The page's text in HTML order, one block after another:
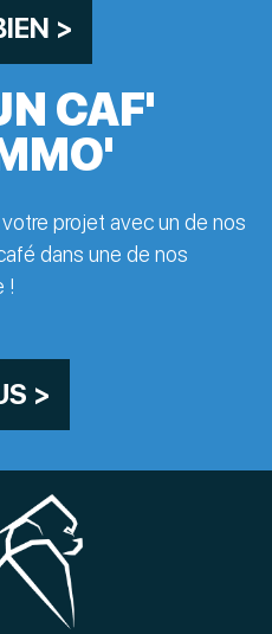
CAF'
projet avec un de nos
dans une de nos
!
>
>